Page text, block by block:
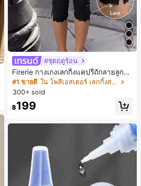
#ชุดฤดูร้อน
Firerie กางเกงเลกกิ้งแคปรีถักลายลูกไม้
สีดำหรูหราสำหรับผู้หญิง อเนกประสงค์
สำหรับกีฬา แฟชั่น ชายหาด เทศกาลด
นตรี ฤดูร้อนแบบสบายๆ
#1 ขายดี
ใน โพลีเอสเตอร์ เลกกิ้งสตรี
300+ sold
฿199